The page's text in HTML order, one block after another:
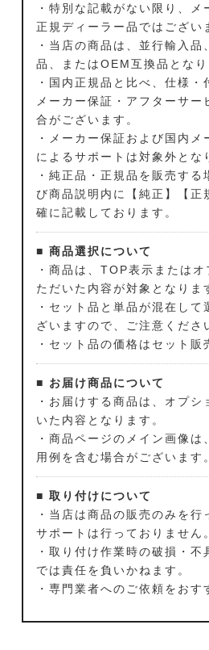
・特別な記載がない限り、メ
正規ディーラー品ではござい
・当店の商品は、並行輸入品
品、またはOEM互換品となり
・国内正規品と比べ、仕様・
メーカー保証・アフターサー
合がございます。
・メーカー保証および国内メ
によるサポートは対象外とな
・純正品・正規品を販売する
び商品説明内に【純正】【正
確に記載しております。
■ 商品選択について
・商品は、TOP表示または
ただいた内容が対象となりま
・セット品と単品が混在して
ざいますので、ご注意くださ
・セット品の価格はセット販
■ お届け商品について
・お届けする商品は、オプシ
いた内容となります。
・商品ページのメイン画像は
用例を含む場合がございます。
■ 取り付けについて
・当店は商品の販売のみを行
サポートは行っておりません。
・取り付け作業時の破損・不
では責任を負いかねます。
・専門業者へのご依頼をおす